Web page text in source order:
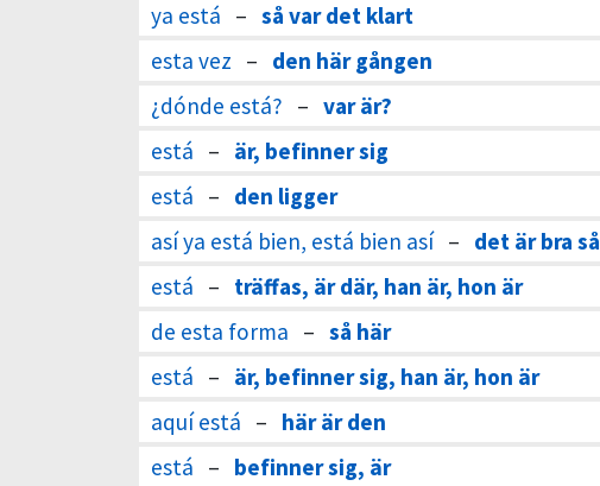
ya está – så var det klart
esta vez – den här gången
¿dónde está? – var är?
está – är, befinner sig
está – den ligger
así ya está bien, está bien así – det är bra så
está – träffas, är där, han är, hon är
de esta forma – så här
está – är, befinner sig, han är, hon är
aquí está – här är den
está – befinner sig, är